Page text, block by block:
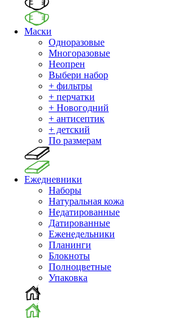
Маски
Одноразовые
Многоразовые
Неопрен
Выбери набор
+ фильтры
+ перчатки
+ Новогодний
+ антисептик
+ детский
По размерам
Ежедневники
Наборы
Натуральная кожа
Недатированные
Датированные
Еженедельники
Планинги
Блокноты
Полноцветные
Упаковка